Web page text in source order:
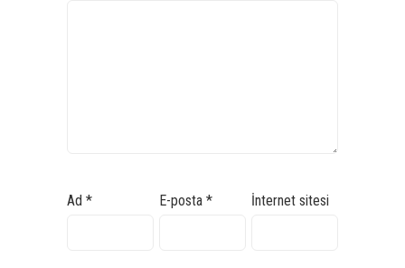
Ad * E-posta * İnternet sitesi